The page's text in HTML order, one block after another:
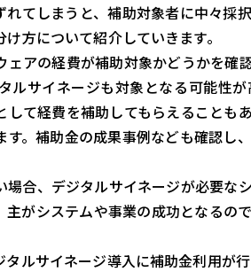
てしまうと、補助対象者に中々採
方について紹介していきます。
ェアの経費が補助対象かどうかを
ルサイネージも対象となる可能性
して経費を補助してもらえること
。補助金の成果事例なども確認し
場合、デジタルサイネージが必要
がシステムや事業の成功となるの
ルサイネージ導入に補助金利用が行